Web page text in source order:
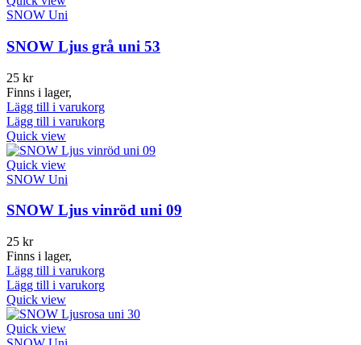
SNOW Uni
SNOW Ljus grå uni 53
25 kr
Finns i lager,
Lägg till i varukorg
Lägg till i varukorg
Quick view
Quick view
SNOW Uni
SNOW Ljus vinröd uni 09
25 kr
Finns i lager,
Lägg till i varukorg
Lägg till i varukorg
Quick view
Quick view